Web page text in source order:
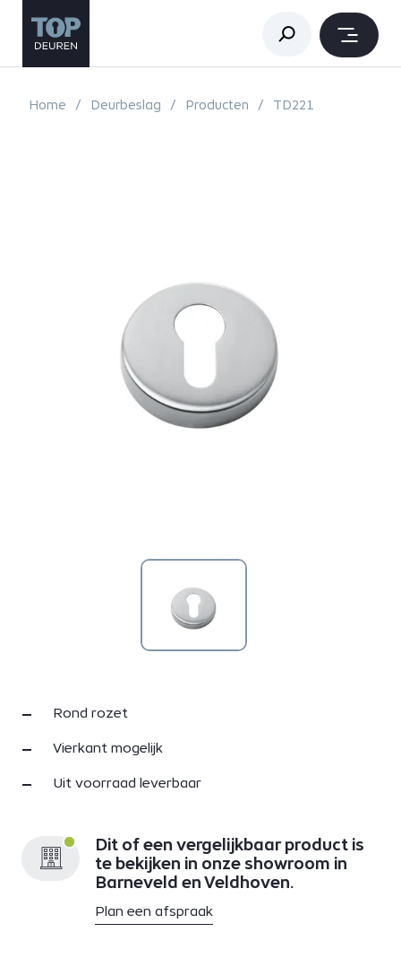
Home Deurbeslag Producten TD221
Rond rozet
Vierkant mogelijk
Uit voorraad leverbaar
Dit of een vergelijkbaar product is
te bekijken in onze showroom in
Barneveld en Veldhoven.
Plan een afspraak